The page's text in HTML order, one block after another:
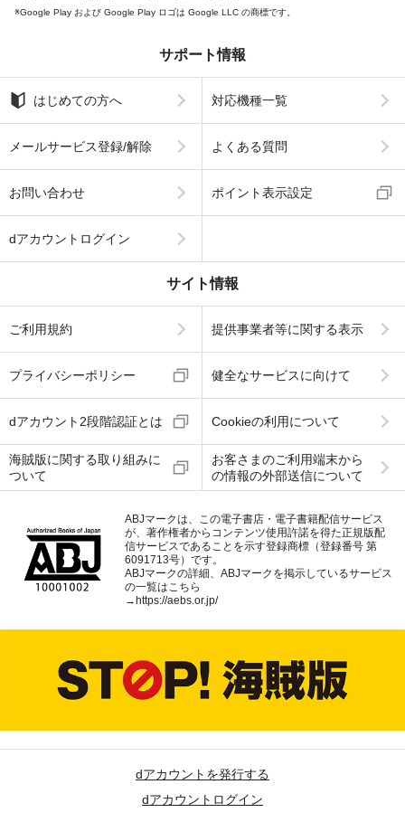
Google Play および Google Play ロゴは Google LLC の商標です。
サポート情報
はじめての方へ 対応機種一覧
メールサービス登録/解除 よくある質問
お問い合わせ ポイント表示設定
dアカウントログイン
サイト情報
ご利用規約 提供事業者等に関する表示
プライバシーポリシー 健全なサービスに向けて
dアカウント2段階認証とは Cookieの利用について
海賊版に関する取り組みに
ついて
お客さまのご利用端末から
の情報の外部送信について
ABJマークは、この電子書店・電子書籍配信サービス
が、著作権者からコンテンツ使用許諾を得た正規版配
信サービスであることを示す登録商標（登録番号 第
6091713号）です。
ABJマークの詳細、ABJマークを掲示しているサービス
の一覧はこちら
→https://aebs.or.jp/
dアカウントを発行する
dアカウントログイン